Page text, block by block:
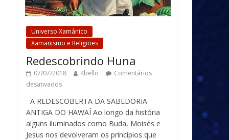
Universo Xamânico
Xamanismo e Religiões
Redescobrindo Huna
07/07/2018 Kbello
Comentários
desativados
A REDESCOBERTA DA SABEDORIA
ANTIGA DO HAWAÍ Ao longo da história
alguns iluminados como Buda, Moisés e
Jesus nos devolveram os princípios que